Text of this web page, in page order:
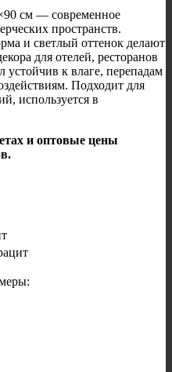
см — современное
пространств.
и светлый оттенок делают
для отелей, ресторанов
устойчив к влаге, перепадам
Подходит для
используется в
и оптовые цены